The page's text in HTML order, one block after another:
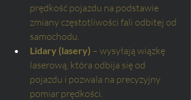
prędkość pojazdu na podstawie
zmiany częstotliwości fali odbitej od
samochodu.
Lidary (lasery) – wysyłają wiązkę
laserową, która odbija się od
pojazdu i pozwala na precyzyjny
pomiar prędkości.